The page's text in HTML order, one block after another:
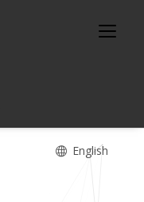
English